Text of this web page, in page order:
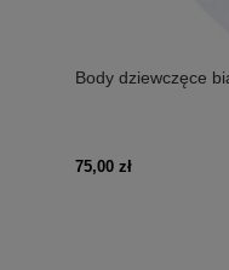
Body dziewczęce
75,00 zł